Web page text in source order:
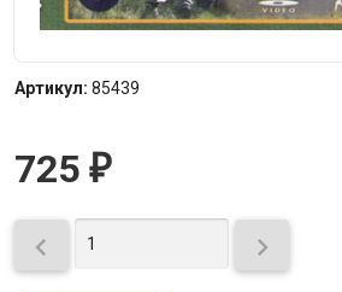
Артикул: 85439
725 ₽
 